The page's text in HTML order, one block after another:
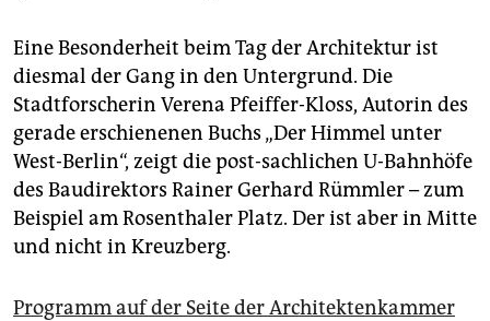
Eine Besonderheit beim Tag der Architektur ist
diesmal der Gang in den Untergrund. Die
Stadtforscherin Verena Pfeiffer-Kloss, Autorin des
gerade erschienenen Buchs „Der Himmel unter
West-Berlin“, zeigt die post-sachlichen U-Bahnhöfe
des Baudirektors Rainer Gerhard Rümmler – zum
Beispiel am Rosenthaler Platz. Der ist aber in Mitte
und nicht in Kreuzberg.
Programm auf der Seite der Architektenkammer